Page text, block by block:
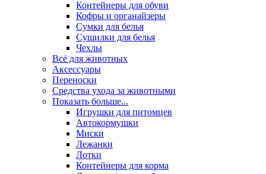
Контейнеры для обуви
Кофры и органайзеры
Сумки для белья
Сушилки для белья
Чехлы
Всё для животных
Аксесcуары
Переноски
Средства ухода за животными
Показать больше...
Игрушки для питомцев
Автокормушки
Миски
Лежанки
Лотки
Контейнеры для корма